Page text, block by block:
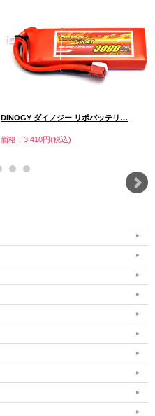
DINOGY ダイノジー リポバッテリ…
価格：3,410円(税込)